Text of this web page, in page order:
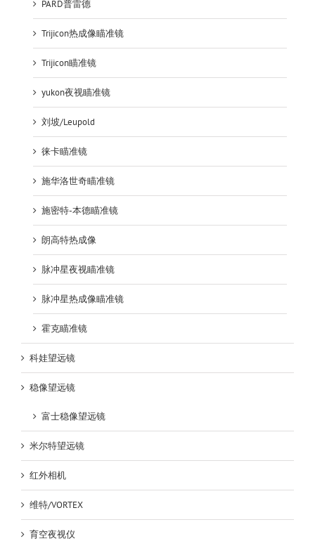
PARD普雷德
Trijicon热成像瞄准镜
Trijicon瞄准镜
yukon夜视瞄准镜
刘坡/Leupold
徕卡瞄准镜
施华洛世奇瞄准镜
施密特-本德瞄准镜
朗高特热成像
脉冲星夜视瞄准镜
脉冲星热成像瞄准镜
霍克瞄准镜
科娃望远镜
稳像望远镜
富士稳像望远镜
米尔特望远镜
红外相机
维特/VORTEX
育空夜视仪